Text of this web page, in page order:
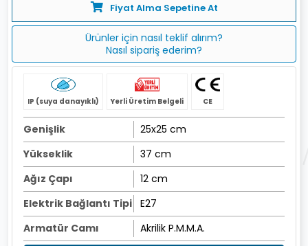
Fiyat Alma Sepetine At
Ürünler için nasıl teklif alırım?
Nasıl sipariş ederim?
IP (suya danayıklı) Yerli Üretim Belgeli CE
Genişlik
25x25 cm
Yükseklik
37 cm
Ağız Çapı
12 cm
Elektrik Bağlantı Tipi
E27
Armatür Camı
Akrilik P.M.M.A.